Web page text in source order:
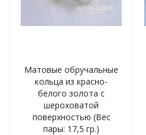
Матовые обручальные
кольца из красно-
белого золота с
шероховатой
поверхностью (Вес
пары: 17,5 гр.)